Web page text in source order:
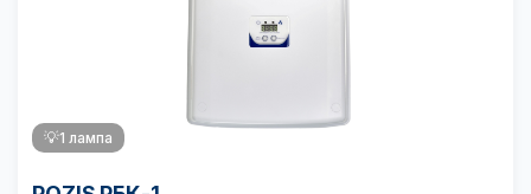
💡1 лампа